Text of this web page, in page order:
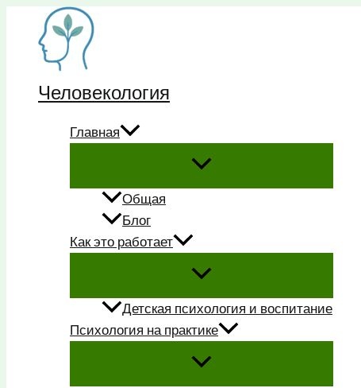
Перейти
содержимому
Человекология
Главная
Общая
Блог
Как это работает
Детская психология и воспитание
Психология на практике